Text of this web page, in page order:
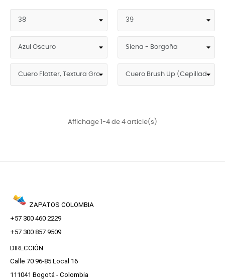
Affichage 1-4 de 4 article(s)
ZAPATOS COLOMBIA
+57 300 460 2229
+57 300 857 9509
DIRECCIÓN
Calle 70 96-85 Local 16
111041 Bogotá - Colombia